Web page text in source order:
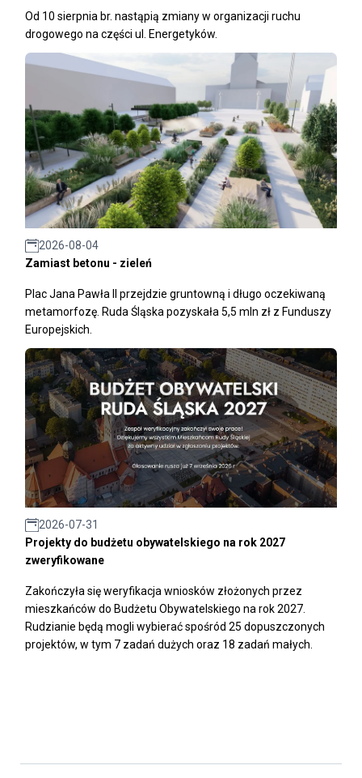
Od 10 sierpnia br. nastąpią zmiany w organizacji ruchu
drogowego na części ul. Energetyków.
2026-08-04
Zamiast betonu - zieleń
Plac Jana Pawła II przejdzie gruntowną i długo oczekiwaną
metamorfozę. Ruda Śląska pozyskała 5,5 mln zł z Funduszy
Europejskich.
2026-07-31
Projekty do budżetu obywatelskiego na rok 2027
zweryfikowane
Zakończyła się weryfikacja wniosków złożonych przez
mieszkańców do Budżetu Obywatelskiego na rok 2027.
Rudzianie będą mogli wybierać spośród 25 dopuszczonych
projektów, w tym 7 zadań dużych oraz 18 zadań małych.